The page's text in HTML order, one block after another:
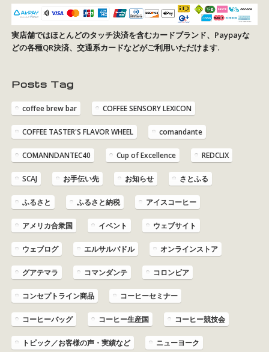
実店舗ではほとんどのタッチ決済を含むカードブランド、Paypayな
どの各種QR決済、交通系カードなどがご利用いただけます.
Posts Tag
coffee brew bar COFFEE SENSORY LEXICON
COFFEE TASTER'S FLAVOR WHEEL comandante
COMANNDANTEC40 Cup of Excellence REDCLIX
SCAJ お手伝い先 お知らせ さとふる
ふるさと ふるさと納税 アイスコーヒー
アメリカ合衆国 イベント ウェブサイト
ウェブログ エルサルバドル オンラインストア
グアテマラ コマンダンテ コロンビア
コンセプトライン商品 コーヒーセミナー
コーヒーバッグ コーヒー生産国 コーヒー競技会
トピック／お客様の声・実績など ニューヨーク